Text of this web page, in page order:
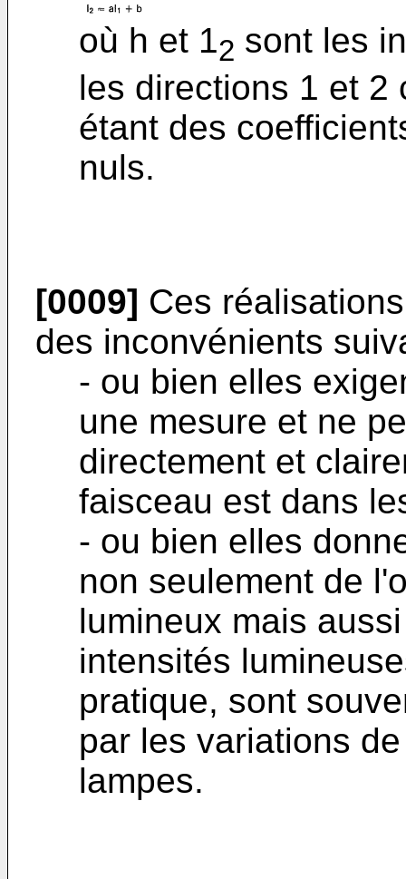
où h et 12 sont les
les directions 1 et 2
étant des
nuls.
[0009] Ces
des inconvénients
- ou bien elles
une mesure et ne
directement et
faisceau est dans
- ou bien elles
non seulement de
lumineux mais
intensités
pratique, sont
par les variations
lampes.